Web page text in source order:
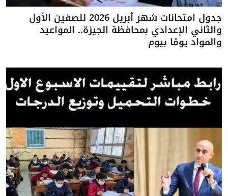
جدول امتحانات شهر أبريل 2026 للصفين الأول
والثاني الإعدادي بمحافظة الجيزة.. المواعيد
والمواد يومًا بيوم